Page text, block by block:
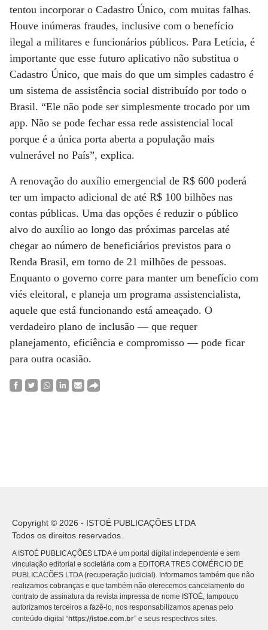
tentou incorporar o Cadastro Único, com muitas falhas.
Houve inúmeras fraudes, inclusive com o benefício
ilegal a militares e funcionários públicos. Para Letícia, é
importante que esse futuro aplicativo não substitua o
Cadastro Único, que mais do que um simples cadastro é
um sistema de assistência social distribuído por todo o
Brasil. “Ele não pode ser simplesmente trocado por um
app. Não se pode fechar essa rede assistencial local
porque é a única porta aberta a população mais
vulnerável no País”, explica.
A renovação do auxílio emergencial de R$ 600 poderá
ter um impacto adicional de até R$ 100 bilhões nas
contas públicas. Uma das opções é reduzir o público
alvo do auxílio ao longo das próximas parcelas até
chegar ao número de beneficiários previstos para o
Renda Brasil, em torno de 21 milhões de pessoas.
Enquanto o governo corre para manter um benefício com
viés eleitoral, e planeja um programa assistencialista,
aquele que está funcionando está ameaçado. O
verdadeiro plano de inclusão — que requer
planejamento, eficiência e compromisso — pode ficar
para outra ocasião.
Copyright © 2026 - ISTOÉ PUBLICAÇÕES LTDA
Todos os direitos reservados.
A ISTOÉ PUBLICAÇÕES LTDA é um portal digital independente e sem
vinculação editorial e societária com a EDITORA TRES COMÉRCIO DE
PUBLICACÕES LTDA (recuperação judicial). Informamos também que não
realizamos cobranças e que também não oferecemos cancelamento do
contrato de assinatura da revista impressa de nome ISTOÉ, tampouco
autorizamos terceiros a fazê-lo, nos responsabilizamos apenas pelo
conteúdo digital “https://istoe.com.br” e seus respectivos sites.